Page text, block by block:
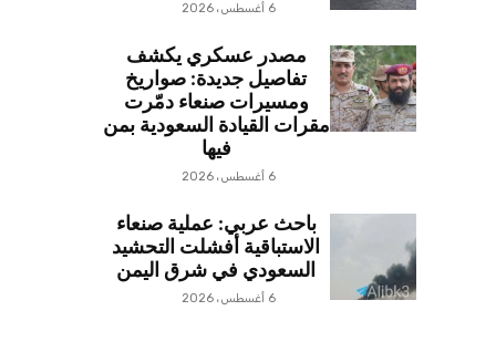
6 أغسطس، 2026
مصدر عسكري يكشف
تفاصيل جديدة: صواريخ
ومسيرات صنعاء دمّرت
مقرات القيادة السعودية بمن
فيها
6 أغسطس، 2026
باحث عربي: عملية صنعاء
الاستباقية أفشلت التحشيد
السعودي في شرق اليمن
6 أغسطس، 2026